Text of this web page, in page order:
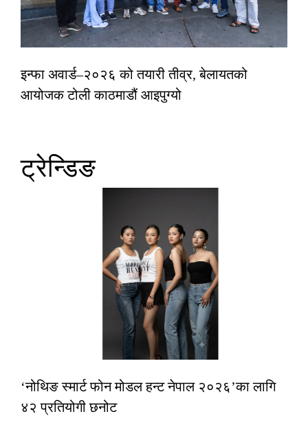
इन्फा अवार्ड–२०२६ को तयारी तीव्र, बेलायतको
आयोजक टोली काठमाडौं आइपुग्यो
ट्रेन्डिङ
‘नोथिङ स्मार्ट फोन मोडल हन्ट नेपाल २०२६’का लागि
४२ प्रतियोगी छनोट